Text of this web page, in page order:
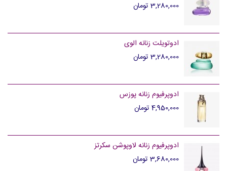
3,280,000 تومان
ادوتویلت زنانه الوی
3,280,000 تومان
ادوپرفیوم زنانه پوزس
4,950,000 تومان
ادوپرفیوم زنانه لاوپوشن سکرتز
3,680,000 تومان